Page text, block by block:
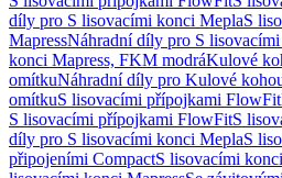
díly pro S lisovacími konci MeplaS
MapressNáhradní díly pro S
konci Mapress, FKM modráKulové
omítkuNáhradní díly pro Kulové
omítkuS lisovacími přípojkami FlowFit
S lisovacími přípojkami FlowFitS
díly pro S lisovacími konci MeplaS
připojeními CompactS lisovacími